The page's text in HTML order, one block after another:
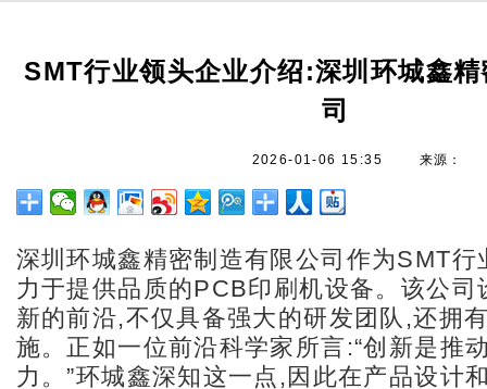
SMT行业领头企业介绍:深圳环城鑫
司
2026-01-06 15:35 来源：
深圳环城鑫精密制造有限公司作为SMT行
力于提供品质的PCB印刷机设备。该公司
新的前沿,不仅具备强大的研发团队,还拥
施。正如一位前沿科学家所言:“创新是推
力。”环城鑫深知这一点,因此在产品设计